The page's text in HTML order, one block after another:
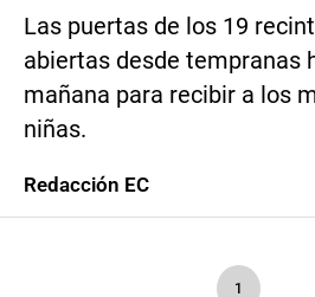
Las puertas de los 19
abiertas desde tempranas
mañana para recibir a los
niñas.
Redacción EC
1